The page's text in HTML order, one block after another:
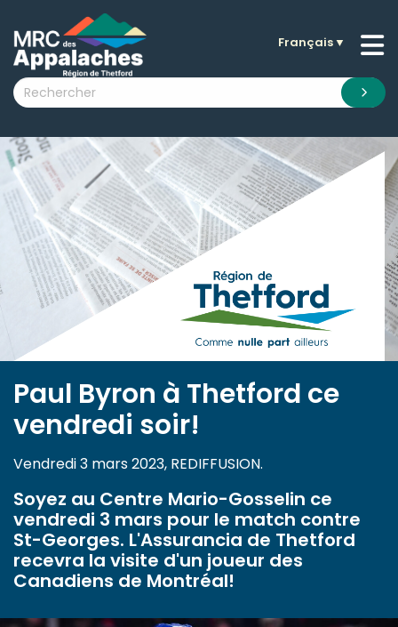
submenu (La MRC )
submenu (Citoyens )
submenu (Visiteurs )
submenu (Nouvelles )
submenu (Documentation )
Français▼
Paul Byron à Thetford ce
vendredi soir!
Vendredi 3 mars 2023, REDIFFUSION.
Soyez au Centre Mario-Gosselin ce
vendredi 3 mars pour le match contre
St-Georges. L'Assurancia de Thetford
recevra la visite d'un joueur des
Canadiens de Montréal!